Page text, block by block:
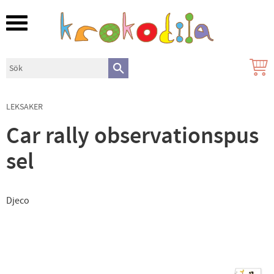
Meny
LEKSAKER
Car rally observationspus
sel
Djeco